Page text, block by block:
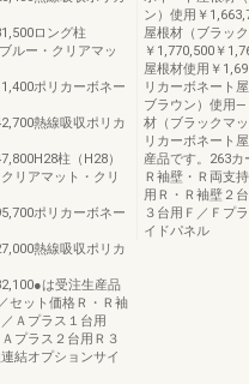
ロング柱
ルー・クリアマッ
ポリカーボネー
熱線吸収ポリカ
柱（H28）
リアマット・クリ
ポリカーボネー
熱線吸収ポリカ
は受注生産品
セット価格Ｒ・Ｒ袖
Ａプラス１台用
プラス２台用Ｒ３
結オプションサイ
ン）使用￥
屋根材（ブラッ
￥1,770,500￥
屋根材使用￥
リカーボネート
ブラウン）使用―
材（ブラックマ
リカーボネート
産品です。263
Ｒ袖壁・Ｒ両支
用Ｒ・Ｒ袖壁２
３台用Ｆ／Ｆプ
イドパネル